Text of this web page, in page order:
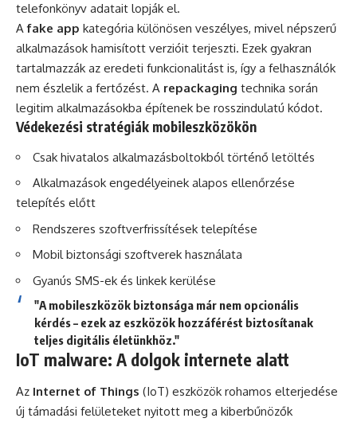
telefonkönyv adatait lopják el.
Afake app kategória különösen veszélyes, mivel népszerű
alkalmazások hamisított verzióit terjeszti. Ezek gyakran
tartalmazzák az eredeti funkcionalitást is, így a felhasználók
nem észlelik a fertőzést. A repackaging technika során
legitim alkalmazásokba építenek be rosszindulatú kódot.
Védekezési stratégiák mobileszközökön
Csak hivatalos alkalmazásboltokból történő letöltés
Alkalmazások engedélyeinek alapos ellenőrzése
telepítés előtt
Rendszeres szoftverfrissítések telepítése
Mobil biztonsági szoftverek használata
Gyanús SMS-ek és linkek kerülése
"A mobileszközök biztonsága már nem opcionális
kérdés – ezek az eszközök hozzáférést biztosítanak
teljes digitális életünkhöz."
IoT malware: A dolgok internete alatt
Az Internet of Things (IoT) eszközök rohamos elterjedése
új támadási felületeket nyitott meg a kiberbűnözők